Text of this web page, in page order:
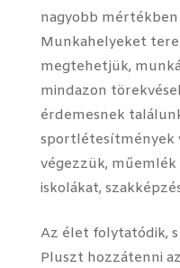
nagyobb
Munkahelyeket
megtehetjük,
mindazon
érdemesnek
sportlétesítmények
végezzük,
iskolákat,
Az élet folytatódik,
Pluszt hozzátenni